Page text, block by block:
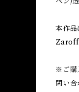
本作品
Zaroff
※ご購
問い合